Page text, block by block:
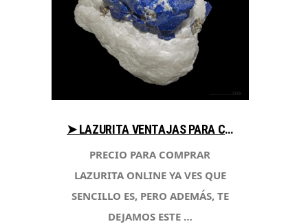
➤ LAZURITA VENTAJAS PARA COMPRAR EN LIBRERIAESOTERICA.NET
PRECIO PARA COMPRAR
LAZURITA ONLINE YA VES QUE
SENCILLO ES, PERO ADEMÁS, TE
DEJAMOS ESTE …